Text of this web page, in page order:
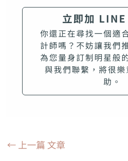
立即加 LINE
你還正在尋找一個適
計師嗎？不妨讓我們
為您量身訂制明星般
與我們聯繫，將很
助。
←上一篇 文章